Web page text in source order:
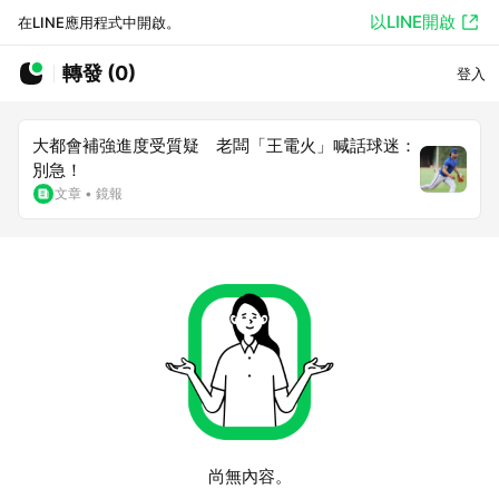
在LINE應用程式中開啟。 以LINE開啟
轉發 (0) 登入
大都會補強進度受質疑 老闆「王電火」喊話球迷：
別急！
文章 • 鏡報
尚無內容。